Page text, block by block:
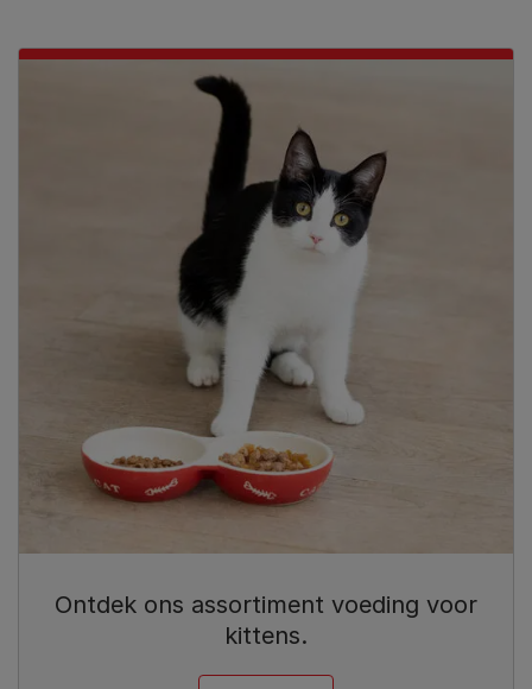
Ontdek ons assortiment voeding voor
kittens.